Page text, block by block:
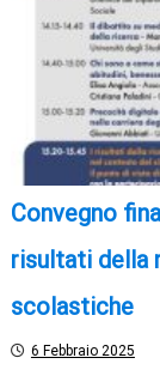
Convegno
risultati della
scolastiche
6 Febbraio 2025